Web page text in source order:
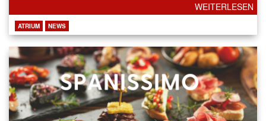
WEITERLESEN
ATRIUM NEWS